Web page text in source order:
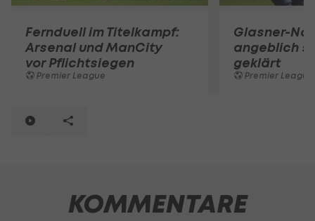
Fernduell im Titelkampf:
Arsenal und ManCity
vor Pflichtsiegen
Premier League
Glasner-
angeblich
geklärt
Premier League
KOMMENTARE